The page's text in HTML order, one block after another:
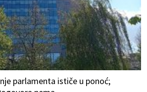
parlamenta ističe u ponoć;